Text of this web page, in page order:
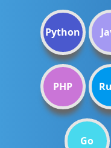
Python
PHP
Go